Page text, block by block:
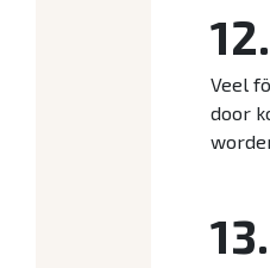
Veel
door